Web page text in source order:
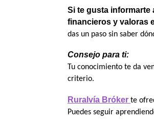
Si te gusta
financieros y valoras
das un paso sin saber
Consejo para ti:
Tu conocimiento te da
criterio.
Ruralvía Bróker te
Puedes seguir